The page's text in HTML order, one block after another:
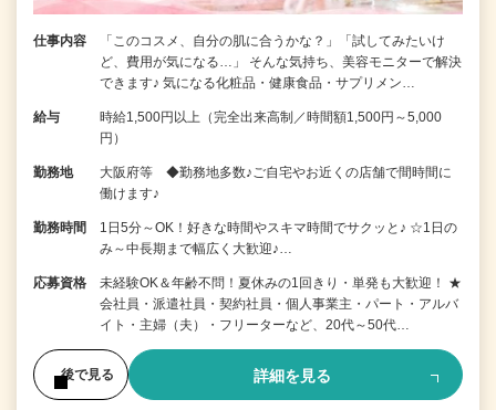
仕事内容
「このコスメ、自分の肌に合うかな？」「試してみたいけ
ど、費用が気になる…」 そんな気持ち、美容モニターで解決
できます♪ 気になる化粧品・健康食品・サプリメン…
給与
時給1,500円以上（完全出来高制／時間額1,500円～5,000
円）
勤務地
大阪府等 ◆勤務地多数♪ご自宅やお近くの店舗で間時間に
働けます♪
勤務時間
1日5分～OK！好きな時間やスキマ時間でサクッと♪ ☆1日の
み～中長期まで幅広く大歓迎♪…
応募資格
未経験OK＆年齢不問！夏休みの1回きり・単発も大歓迎！ ★
会社員・派遣社員・契約社員・個人事業主・パート・アルバ
イト・主婦（夫）・フリーターなど、20代～50代…
後で見る 詳細を見る